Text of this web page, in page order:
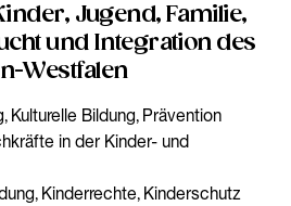
Jugend, Familie,
und Integration des
Westfalen
Kulturelle Bildung, Prävention
in der Kinder- und
Kinderrechte, Kinderschutz